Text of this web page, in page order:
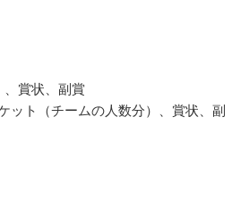
賞状、副賞
ト（チームの人数分）、賞状、副